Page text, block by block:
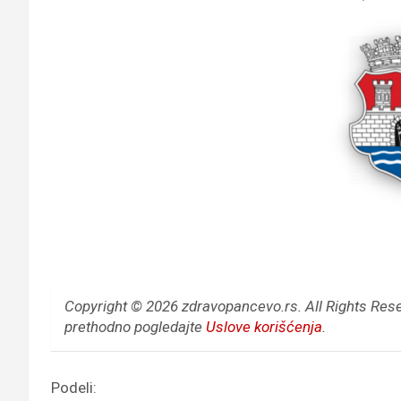
Copyright © 2026 zdravopancevo.rs. All Rights
prethodno pogledajte Uslove korišćenja.
Podeli: